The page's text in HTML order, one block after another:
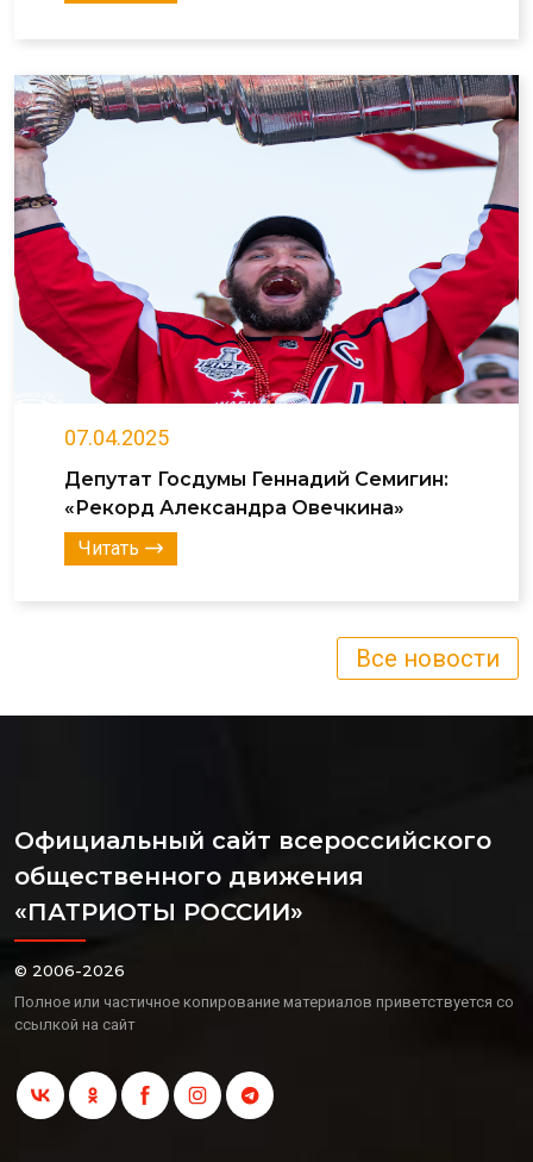
07.04.2025
Депутат Госдумы Геннадий Семигин:
«Рекорд Александра Овечкина»
Читать
Все новости
Официальный сайт всероссийского
общественного движения
«ПАТРИОТЫ РОССИИ»
© 2006-2026
Полное или частичное копирование материалов приветствуется со
ссылкой на сайт